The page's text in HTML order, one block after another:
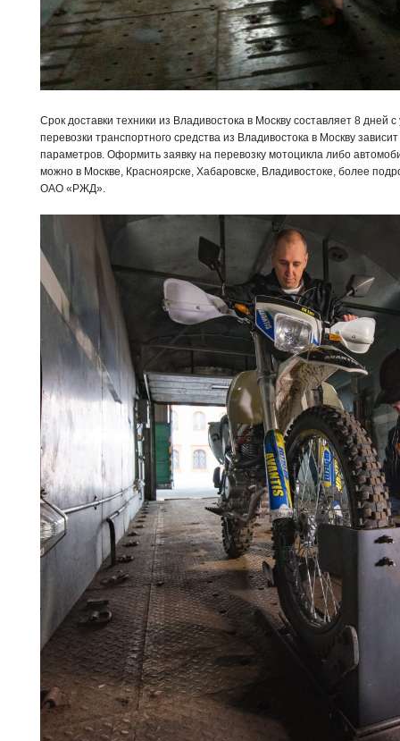
Срок доставки техники из Владивостока в Москву составляет 8 дней
перевозки транспортного средства из Владивостока в Москву
параметров. Оформить заявку на перевозку мотоцикла либо
можно в Москве, Красноярске, Хабаровске, Владивостоке, более
ОАО «РЖД».